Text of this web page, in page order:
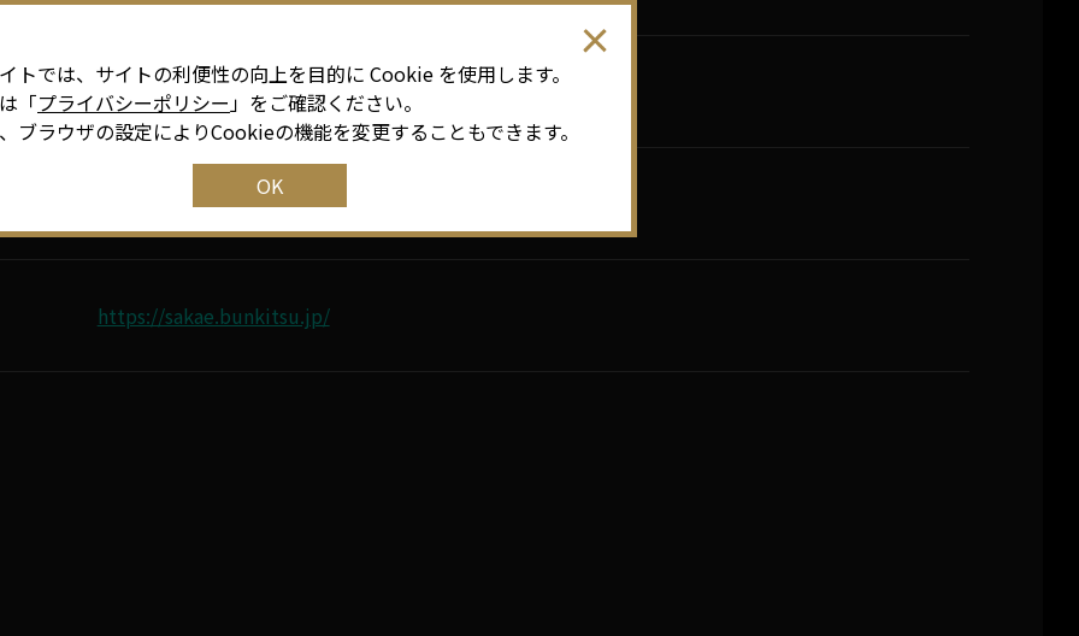
文喫 栄
愛知県名古屋市中区栄4-1-1中日ビル2F
https://sakae.bunkitsu.jp/
トでは、サイトの利便性の向上を目的に Cookie を使用します。
「プライバシーポリシー」をご確認ください。
ブラウザの設定によりCookieの機能を変更することもできます。
OK